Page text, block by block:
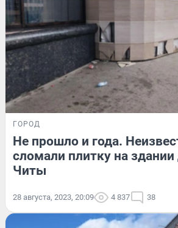
ГОРОД
Не прошло и года.
сломали плитку на
Читы
28 августа, 2023, 20:09 4 837 38